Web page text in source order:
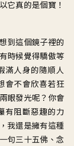
它真的是個寶！
到這個鏡子裡的
時候覺得驕傲等
滿人身的隨順人
會不會欣喜若狂
眼發光呢？你會
有阻斷惡趣的力
我還是擁有這種
句三十五佛、念